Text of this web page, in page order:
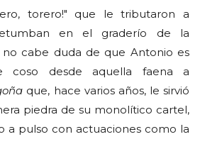
torero!" que le tributaron a
en el graderío de la
cabe duda de que Antonio es
desde aquella faena a
que, hace varios años, le sirvió
piedra de su monolítico cartel,
a pulso con actuaciones como la